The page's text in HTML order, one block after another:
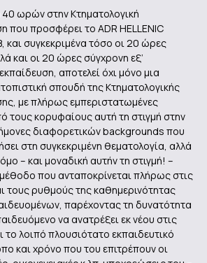
ωρών στην Κτηματολογική
που προσφέρει το ADR HELLENIC
και συγκεκριμένα τόσο οι 20 ώρες
και οι 20 ώρες σύγχρονη εξ’
αποτελεί όχι μόνο μια
σπουδή της Κτηματολογικής
με πλήρως εμπεριστατωμένες
τους κορυφαίους αυτή τη στιγμή στην
διαφορετικών backgrounds που
στη συγκεκριμένη θεματολογία, αλλά
– και μοναδική αυτήν τη στιγμή! –
που ανταποκρίνεται πλήρως στις
τους ρυθμούς της καθημερινότητας
παρέχοντας τη δυνατότητα
να ανατρέξει εκ νέου στις
το λοιπό πλουσιότατο εκπαιδευτικό
και χρόνο που του επιτρέπουν οι